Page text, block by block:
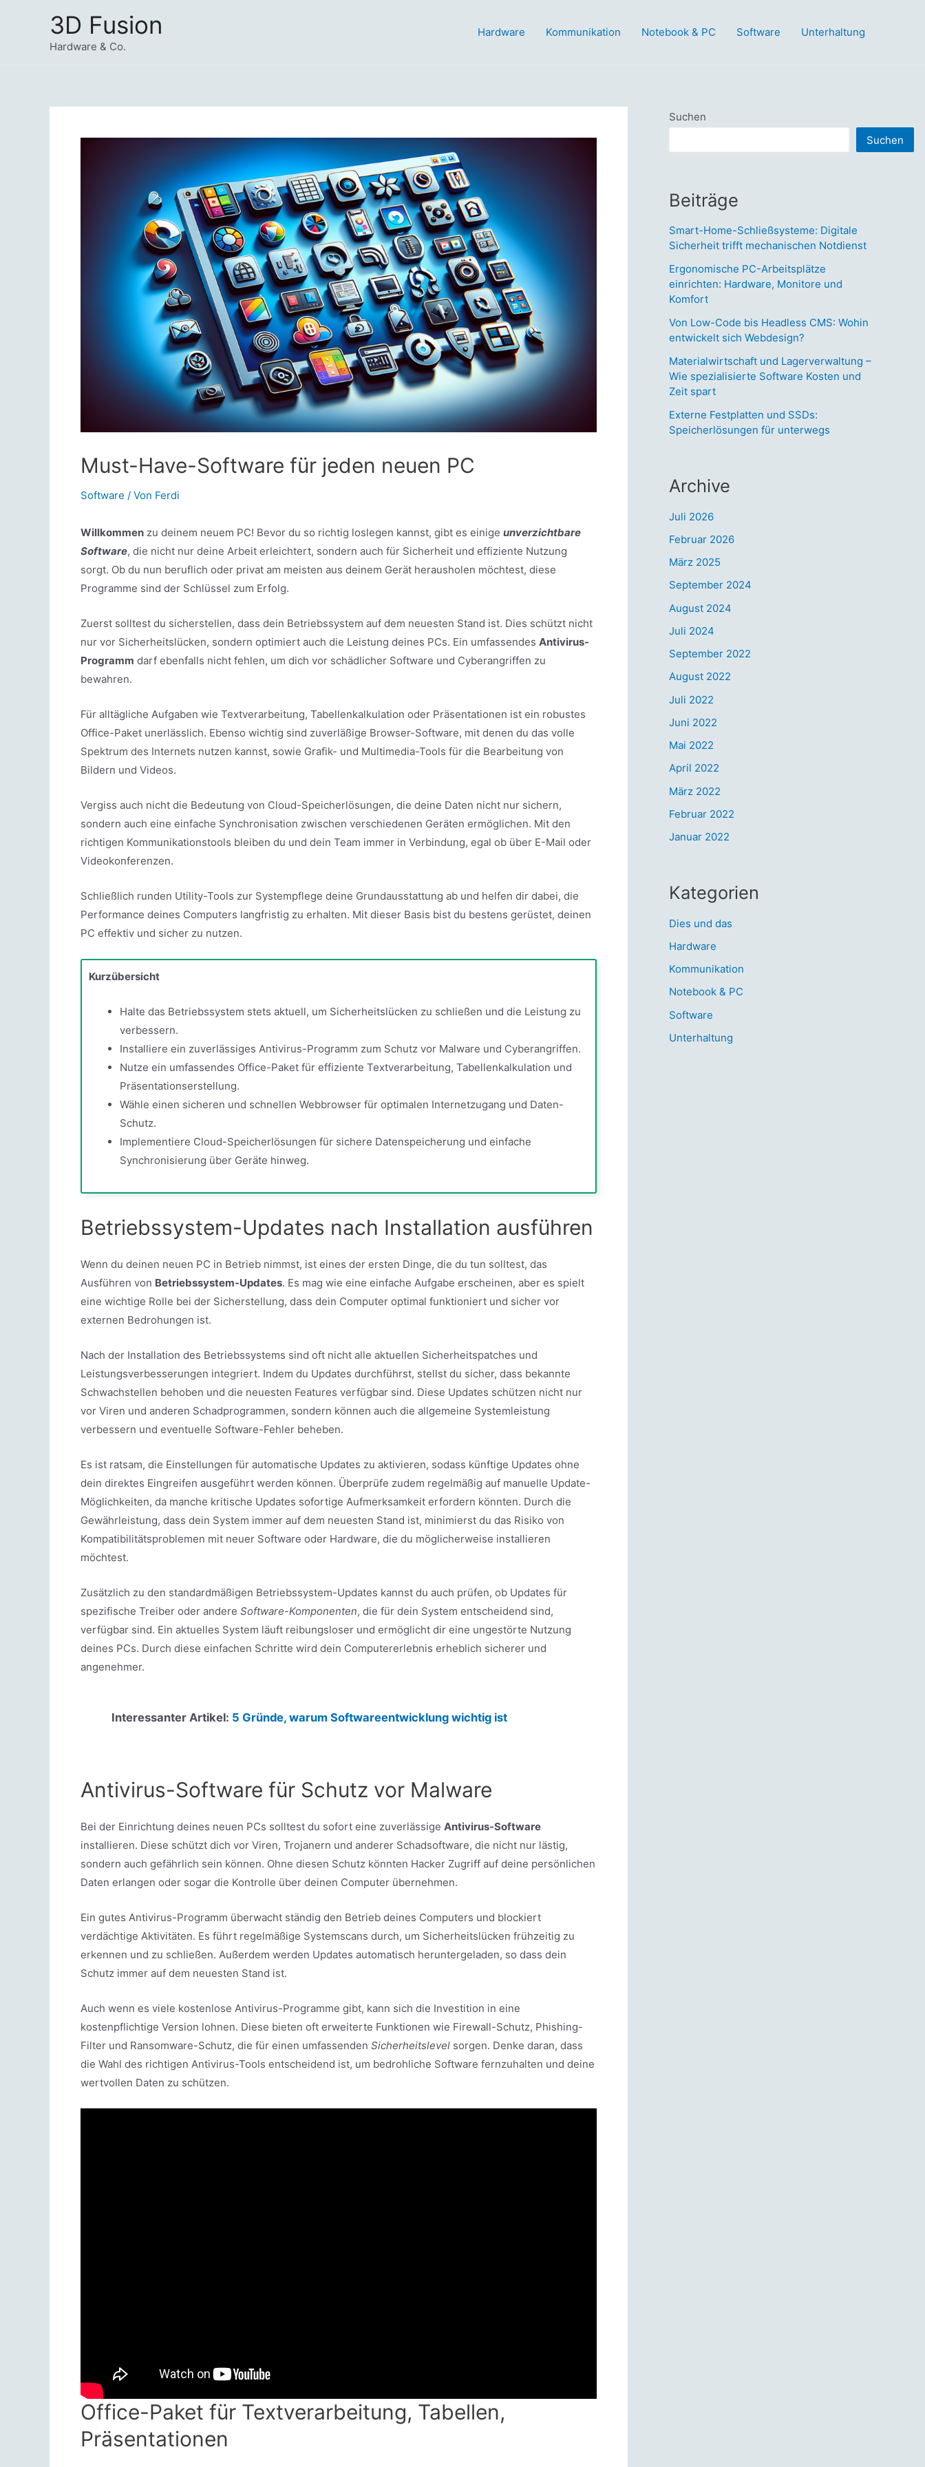
3D Fusion
Hardware & Co.
Hardware Kommunikation Notebook & PC Software Unterhaltung
Must-Have-Software für jeden neuen PC
Software / Von Ferdi
Willkommen zu deinem neuem PC! Bevor du so richtig loslegen kannst, gibt es einige unverzichtbare
Software, die nicht nur deine Arbeit erleichtert, sondern auch für Sicherheit und effiziente Nutzung
sorgt. Ob du nun beruflich oder privat am meisten aus deinem Gerät herausholen möchtest, diese
Programme sind der Schlüssel zum Erfolg.
Zuerst solltest du sicherstellen, dass dein Betriebssystem auf dem neuesten Stand ist. Dies schützt nicht
nur vor Sicherheitslücken, sondern optimiert auch die Leistung deines PCs. Ein umfassendes Antivirus-
Programm darf ebenfalls nicht fehlen, um dich vor schädlicher Software und Cyberangriffen zu
bewahren.
Für alltägliche Aufgaben wie Textverarbeitung, Tabellenkalkulation oder Präsentationen ist ein robustes
Office-Paket unerlässlich. Ebenso wichtig sind zuverläßige Browser-Software, mit denen du das volle
Spektrum des Internets nutzen kannst, sowie Grafik- und Multimedia-Tools für die Bearbeitung von
Bildern und Videos.
Vergiss auch nicht die Bedeutung von Cloud-Speicherlösungen, die deine Daten nicht nur sichern,
sondern auch eine einfache Synchronisation zwischen verschiedenen Geräten ermöglichen. Mit den
richtigen Kommunikationstools bleiben du und dein Team immer in Verbindung, egal ob über E-Mail oder
Videokonferenzen.
Schließlich runden Utility-Tools zur Systempflege deine Grundausstattung ab und helfen dir dabei, die
Performance deines Computers langfristig zu erhalten. Mit dieser Basis bist du bestens gerüstet, deinen
PC effektiv und sicher zu nutzen.
Kurzübersicht
Halte das Betriebssystem stets aktuell, um Sicherheitslücken zu schließen und die Leistung zu
verbessern.
Installiere ein zuverlässiges Antivirus-Programm zum Schutz vor Malware und Cyberangriffen.
Nutze ein umfassendes Office-Paket für effiziente Textverarbeitung, Tabellenkalkulation und
Präsentationserstellung.
Wähle einen sicheren und schnellen Webbrowser für optimalen Internetzugang und Daten-
Schutz.
Implementiere Cloud-Speicherlösungen für sichere Datenspeicherung und einfache
Synchronisierung über Geräte hinweg.
Betriebssystem-Updates nach Installation ausführen
Wenn du deinen neuen PC in Betrieb nimmst, ist eines der ersten Dinge, die du tun solltest, das
Ausführen von Betriebssystem-Updates. Es mag wie eine einfache Aufgabe erscheinen, aber es spielt
eine wichtige Rolle bei der Sicherstellung, dass dein Computer optimal funktioniert und sicher vor
externen Bedrohungen ist.
Nach der Installation des Betriebssystems sind oft nicht alle aktuellen Sicherheitspatches und
Leistungsverbesserungen integriert. Indem du Updates durchführst, stellst du sicher, dass bekannte
Schwachstellen behoben und die neuesten Features verfügbar sind. Diese Updates schützen nicht nur
vor Viren und anderen Schadprogrammen, sondern können auch die allgemeine Systemleistung
verbessern und eventuelle Software-Fehler beheben.
Es ist ratsam, die Einstellungen für automatische Updates zu aktivieren, sodass künftige Updates ohne
dein direktes Eingreifen ausgeführt werden können. Überprüfe zudem regelmäßig auf manuelle Update-
Möglichkeiten, da manche kritische Updates sofortige Aufmerksamkeit erfordern könnten. Durch die
Gewährleistung, dass dein System immer auf dem neuesten Stand ist, minimierst du das Risiko von
Kompatibilitätsproblemen mit neuer Software oder Hardware, die du möglicherweise installieren
möchtest.
Zusätzlich zu den standardmäßigen Betriebssystem-Updates kannst du auch prüfen, ob Updates für
spezifische Treiber oder andere Software-Komponenten, die für dein System entscheidend sind,
verfügbar sind. Ein aktuelles System läuft reibungsloser und ermöglicht dir eine ungestörte Nutzung
deines PCs. Durch diese einfachen Schritte wird dein Computererlebnis erheblich sicherer und
angenehmer.
Interessanter Artikel: 5 Gründe, warum Softwareentwicklung wichtig ist
Antivirus-Software für Schutz vor Malware
Bei der Einrichtung deines neuen PCs solltest du sofort eine zuverlässige Antivirus-Software
installieren. Diese schützt dich vor Viren, Trojanern und anderer Schadsoftware, die nicht nur lästig,
sondern auch gefährlich sein können. Ohne diesen Schutz könnten Hacker Zugriff auf deine persönlichen
Daten erlangen oder sogar die Kontrolle über deinen Computer übernehmen.
Ein gutes Antivirus-Programm überwacht ständig den Betrieb deines Computers und blockiert
verdächtige Aktivitäten. Es führt regelmäßige Systemscans durch, um Sicherheitslücken frühzeitig zu
erkennen und zu schließen. Außerdem werden Updates automatisch heruntergeladen, so dass dein
Schutz immer auf dem neuesten Stand ist.
Auch wenn es viele kostenlose Antivirus-Programme gibt, kann sich die Investition in eine
kostenpflichtige Version lohnen. Diese bieten oft erweiterte Funktionen wie Firewall-Schutz, Phishing-
Filter und Ransomware-Schutz, die für einen umfassenden Sicherheitslevel sorgen. Denke daran, dass
die Wahl des richtigen Antivirus-Tools entscheidend ist, um bedrohliche Software fernzuhalten und deine
wertvollen Daten zu schützen.
Office-Paket für Textverarbeitung, Tabellen,
Präsentationen
Suchen
Suchen
Beiträge
Smart-Home-Schließsysteme: Digitale
Sicherheit trifft mechanischen Notdienst
Ergonomische PC-Arbeitsplätze
einrichten: Hardware, Monitore und
Komfort
Von Low-Code bis Headless CMS: Wohin
entwickelt sich Webdesign?
Materialwirtschaft und Lagerverwaltung –
Wie spezialisierte Software Kosten und
Zeit spart
Externe Festplatten und SSDs:
Speicherlösungen für unterwegs
Archive
Juli 2026
Februar 2026
März 2025
September 2024
August 2024
Juli 2024
September 2022
August 2022
Juli 2022
Juni 2022
Mai 2022
April 2022
März 2022
Februar 2022
Januar 2022
Kategorien
Dies und das
Hardware
Kommunikation
Notebook & PC
Software
Unterhaltung